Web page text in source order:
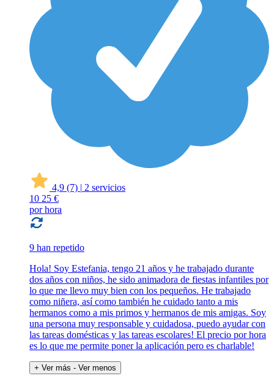
4,9 (7) | 2 servicios
10 25 €
por hora
9 han repetido
Hola! Soy Estefania, tengo 21 años y he trabajado durante
dos años con niños, he sido animadora de fiestas infantiles por
lo que me llevo muy bien con los pequeños. He trabajado
como niñera, así como también he cuidado tanto a mis
hermanos como a mis primos y hermanos de mis amigas. Soy
una persona muy responsable y cuidadosa, puedo ayudar con
las tareas domésticas y las tareas escolares! El precio por hora
es lo que me permite poner la aplicación pero es charlable!
+ Ver más - Ver menos